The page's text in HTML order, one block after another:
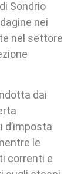
Sondrio
nei
nel settore
dai
d’imposta
le
correnti e